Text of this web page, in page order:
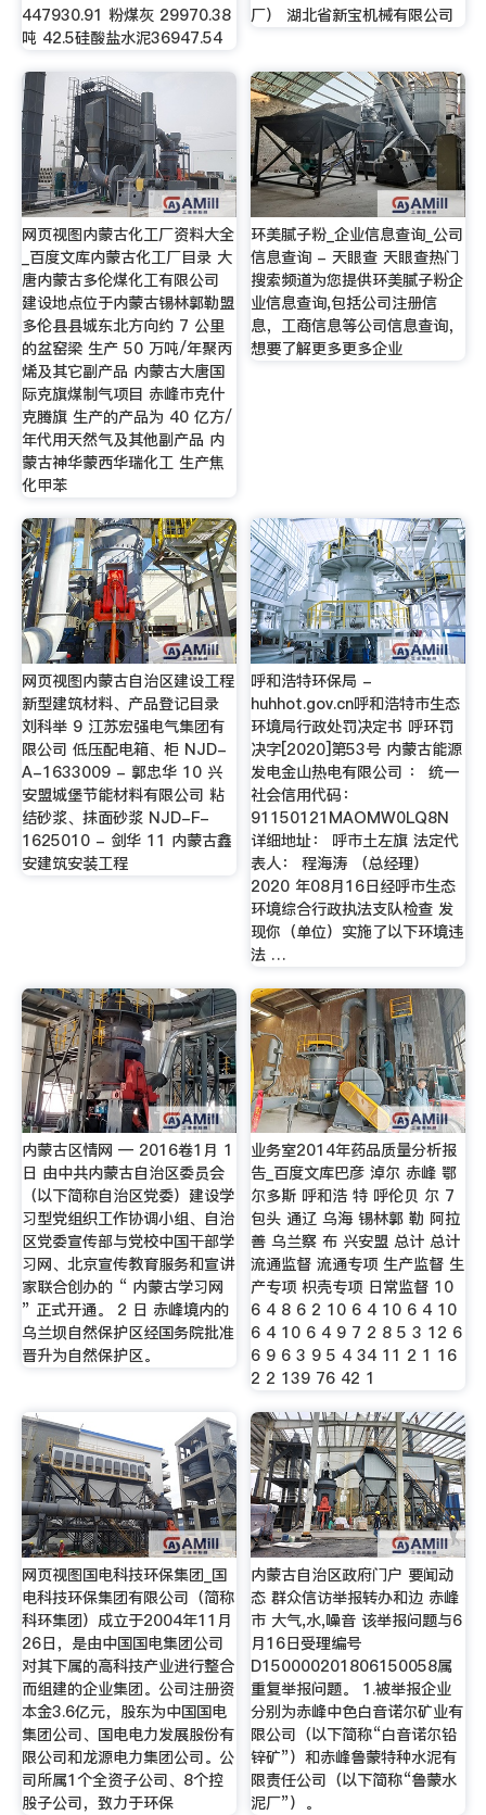
447930.91 粉煤灰 29970.38
吨 42.5硅酸盐水泥36947.54
厂） 湖北省新宝机械有限公司
网页视图内蒙古化工厂资料大全
_百度文库内蒙古化工厂目录 大
唐内蒙古多伦煤化工有限公司
建设地点位于内蒙古锡林郭勒盟
多伦县县城东北方向约 7 公里
的盆窑梁 生产 50 万吨/年聚丙
烯及其它副产品 内蒙古大唐国
际克旗煤制气项目 赤峰市克什
克腾旗 生产的产品为 40 亿方/
年代用天然气及其他副产品 内
蒙古神华蒙西华瑞化工 生产焦
化甲苯
环美腻子粉_企业信息查询_公司
信息查询 - 天眼查 天眼查热门
搜索频道为您提供环美腻子粉企
业信息查询,包括公司注册信
息，工商信息等公司信息查询，
想要了解更多更多企业
网页视图内蒙古自治区建设工程
新型建筑材料、产品登记目录
刘科举 9 江苏宏强电气集团有
限公司 低压配电箱、柜 NJD-
A-1633009 - 郭忠华 10 兴
安盟城堡节能材料有限公司 粘
结砂浆、抹面砂浆 NJD-F-
1625010 - 剑华 11 内蒙古鑫
安建筑安装工程
呼和浩特环保局 -
huhhot.gov.cn呼和浩特市生态
环境局行政处罚决定书 呼环罚
决字[2020]第53号 内蒙古能源
发电金山热电有限公司 ： 统一
社会信用代码：
91150121MAOMW0LQ8N
详细地址： 呼市土左旗 法定代
表人： 程海涛 （总经理）
2020 年08月16日经呼市生态
环境综合行政执法支队检查 发
现你（单位）实施了以下环境违
法 …
内蒙古区情网 — 2016卷1月 1
日 由中共内蒙古自治区委员会
（以下简称自治区党委）建设学
习型党组织工作协调小组、自治
区党委宣传部与党校中国干部学
习网、北京宣传教育服务和宣讲
家联合创办的 “ 内蒙古学习网
” 正式开通。 2 日 赤峰境内的
乌兰坝自然保护区经国务院批准
晋升为自然保护区。
业务室2014年药品质量分析报
告_百度文库巴彦 淖尔 赤峰 鄂
尔多斯 呼和浩 特 呼伦贝 尔 7
包头 通辽 乌海 锡林郭 勒 阿拉
善 乌兰察 布 兴安盟 总计 总计
流通监督 流通专项 生产监督 生
产专项 枳壳专项 日常监督 10
6 4 8 6 2 10 6 4 10 6 4 10
6 4 10 6 4 9 7 2 8 5 3 12 6
6 9 6 3 9 5 4 34 11 2 1 16
2 2 139 76 42 1
网页视图国电科技环保集团_国
电科技环保集团有限公司（简称
科环集团）成立于2004年11月
26日，是由中国国电集团公司
对其下属的高科技产业进行整合
而组建的企业集团。公司注册资
本金3.6亿元，股东为中国国电
集团公司、国电电力发展股份有
限公司和龙源电力集团公司。公
司所属1个全资子公司、8个控
股子公司，致力于环保
内蒙古自治区政府门户 要闻动
态 群众信访举报转办和边 赤峰
市 大气,水,噪音 该举报问题与6
月16日受理编号
D150000201806150058属
重复举报问题。 1.被举报企业
分别为赤峰中色白音诺尔矿业有
限公司（以下简称“白音诺尔铅
锌矿”）和赤峰鲁蒙特种水泥有
限责任公司（以下简称“鲁蒙水
泥厂”）。